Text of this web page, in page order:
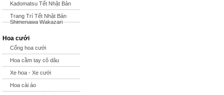
Kadomatsu Tết Nhật Bản
Trang Trí Tết Nhật Bản
Shimenawa Wakazari
Hoa cưới
Cổng hoa cưới
Hoa cầm tay cô dâu
Xe hoa - Xe cưới
Hoa cài áo